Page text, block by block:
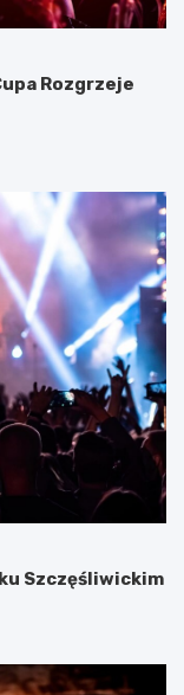
Rozgrzeje
Szczęśliwickim